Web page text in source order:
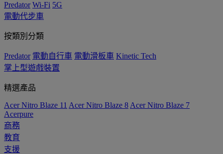
Predator Wi-Fi 5G
電動代步車
按類別分類
Predator 電動自行車 電動滑板車 Kinetic Tech
掌上型遊戲裝置
精選產品
Acer Nitro Blaze 11 Acer Nitro Blaze 8 Acer Nitro Blaze 7
Acerpure
商務
教育
支援